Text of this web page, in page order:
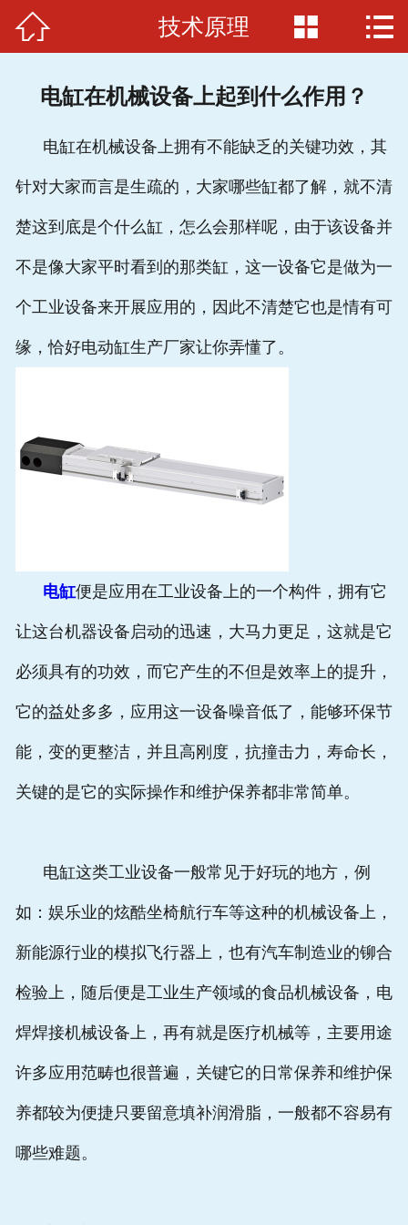
首页
招贤纳士
联系我们
 技术原理  
电缸在机械设备上起到什么作用？
电缸在机械设备上拥有不能缺乏的关键功效，其
针对大家而言是生疏的，大家哪些缸都了解，就不清
楚这到底是个什么缸，怎么会那样呢，由于该设备并
不是像大家平时看到的那类缸，这一设备它是做为一
个工业设备来开展应用的，因此不清楚它也是情有可
缘，恰好电动缸生产厂家让你弄懂了。
电缸便是应用在工业设备上的一个构件，拥有它
让这台机器设备启动的迅速，大马力更足，这就是它
必须具有的功效，而它产生的不但是效率上的提升，
它的益处多多，应用这一设备噪音低了，能够环保节
能，变的更整洁，并且高刚度，抗撞击力，寿命长，
关键的是它的实际操作和维护保养都非常简单。
电缸这类工业设备一般常见于好玩的地方，例
如：娱乐业的炫酷坐椅航行车等这种的机械设备上，
新能源行业的模拟飞行器上，也有汽车制造业的铆合
检验上，随后便是工业生产领域的食品机械设备，电
焊焊接机械设备上，再有就是医疗机械等，主要用途
许多应用范畴也很普遍，关键它的日常保养和维护保
养都较为便捷只要留意填补润滑脂，一般都不容易有
哪些难题。